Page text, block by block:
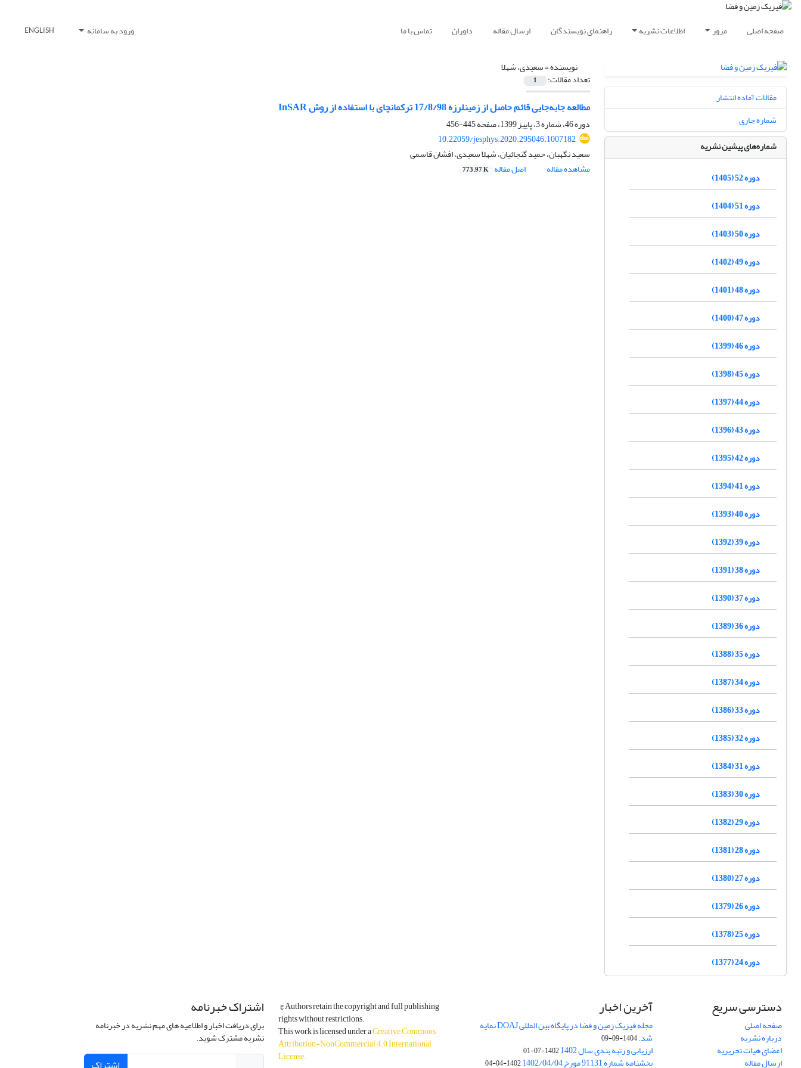
صفحه اصلی مرور اطلاعات نشریه راهنمای نویسندگان ارسال مقاله داوران تماس با ما ورود به سامانه ENGLISH
نویسنده =سعیدی، شهلا
تعداد مقالات: 1
مطالعه جابه‌جایی قائم حاصل از زمین‏لرزه 17/8/98 ترکمانچای با استفاده از روش InSAR
دوره 46، شماره 3، پاییز 1399، صفحه
445-456
10.22059/jesphys.2020.295046.1007182
سعید نگهبان، حمید گنجائیان، شهلا سعیدی، افشان قاسمی
مشاهده مقاله
اصل مقاله 773.97 K
مقالات آماده انتشار
شماره جاری
شماره‌های پیشین نشریه
دوره 52 (1405)
دوره 51 (1404)
دوره 50 (1403)
دوره 49 (1402)
دوره 48 (1401)
دوره 47 (1400)
دوره 46 (1399)
دوره 45 (1398)
دوره 44 (1397)
دوره 43 (1396)
دوره 42 (1395)
دوره 41 (1394)
دوره 40 (1393)
دوره 39 (1392)
دوره 38 (1391)
دوره 37 (1390)
دوره 36 (1389)
دوره 35 (1388)
دوره 34 (1387)
دوره 33 (1386)
دوره 32 (1385)
دوره 31 (1384)
دوره 30 (1383)
دوره 29 (1382)
دوره 28 (1381)
دوره 27 (1380)
دوره 26 (1379)
دوره 25 (1378)
دوره 24 (1377)
دسترسی سریع
صفحه اصلی
درباره نشریه
اعضای هیات تحریریه
ارسال مقاله
آخرین اخبار
مجله فیزیک زمین و فضا در پایگاه بین المللی DOAJ نمایه
شد.1404-09-09
ارزیابی و رتبه بندی سال 1402 1402-07-01
بخشنامه شماره 91131 مورخ 1402/04/04 1402-04-04
© Authors retain the copyright and full publishing
rights without restrictions.
This work is licensed under aCreative Commons
Attribution-NonCommercial 4.0 International
License.
اشتراک خبرنامه
برای دریافت اخبار و اطلاعیه های مهم نشریه در خبرنامه
نشریه مشترک شوید.